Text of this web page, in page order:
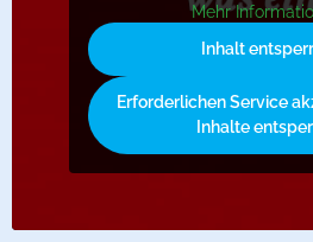
Mehr
Inhalt
Erforderlichen Service
Inhalte